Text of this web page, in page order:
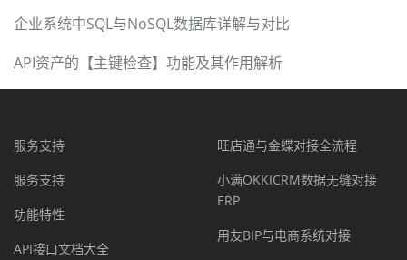
企业系统中SQL与NoSQL数据库详解与对比
API资产的【主键检查】功能及其作用解析
服务支持
服务支持
功能特性
API接口文档大全
旺店通与金蝶对接全流程
小满OKKICRM数据无缝对接
ERP
用友BIP与电商系统对接